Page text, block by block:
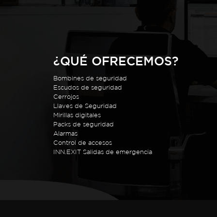
¿QUÉ OFRECEMOS?
Bombines de seguridad
Escudos de seguridad
Cerrojos
Llaves de Seguridad
Mirillas digitales
Packs de seguridad
Alarmas
Control de accesos
INN.EXIT Salidas de emergencia